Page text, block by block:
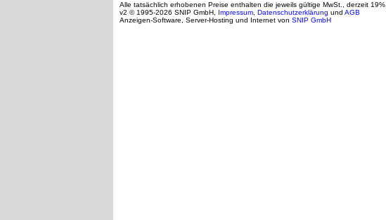
Alle tatsächlich erhobenen Preise enthalten die jeweils gültige MwSt., derzeit 19%.
v2 © 1995-2026 SNIP GmbH, Impressum Datenschutzerklärung und AGB
Anzeigen-Software, Server-Hosting und Internet von SNIP GmbH